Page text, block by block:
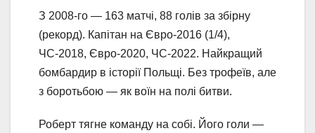
З 2008-го — 163 матчі, 88 голів за збірну
(рекорд). Капітан на Євро-2016 (1/4),
ЧС-2018, Євро-2020, ЧС-2022. Найкращий
бомбардир в історії Польщі. Без трофеїв, але
з боротьбою — як воїн на полі битви.
Роберт тягне команду на собі. Його голи —